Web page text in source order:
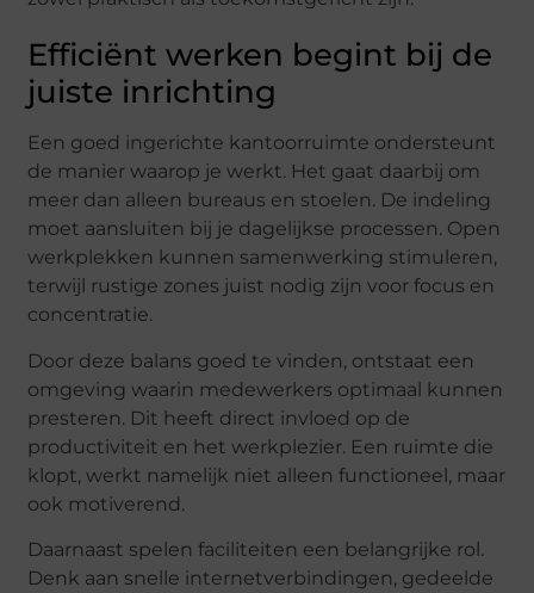
Efficiënt werken begint bij de
juiste inrichting
Een goed ingerichte kantoorruimte ondersteunt
de manier waarop je werkt. Het gaat daarbij om
meer dan alleen bureaus en stoelen. De indeling
moet aansluiten bij je dagelijkse processen. Open
werkplekken kunnen samenwerking stimuleren,
terwijl rustige zones juist nodig zijn voor focus en
concentratie.
Door deze balans goed te vinden, ontstaat een
omgeving waarin medewerkers optimaal kunnen
presteren. Dit heeft direct invloed op de
productiviteit en het werkplezier. Een ruimte die
klopt, werkt namelijk niet alleen functioneel, maar
ook motiverend.
Daarnaast spelen faciliteiten een belangrijke rol.
Denk aan snelle internetverbindingen, gedeelde